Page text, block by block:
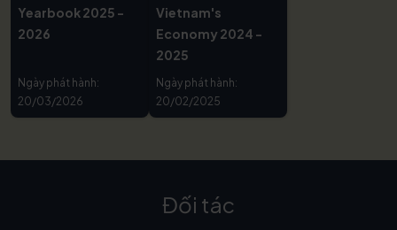
Yearbook 2025 -
2026
Ngày phát hành:
20/03/2026
Vietnam's
Economy 2024 -
2025
Ngày phát hành:
20/02/2025
Đối tác